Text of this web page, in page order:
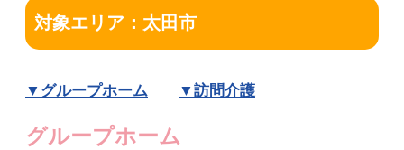
対象エリア：太田市
▼グループホーム ▼訪問介護
グループホーム